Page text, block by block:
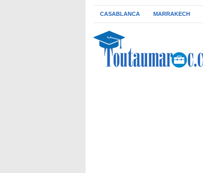
CASABLANCA MARRAKECH